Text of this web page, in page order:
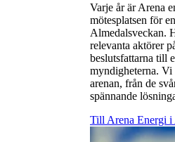
Varje år är Arena
mötesplatsen för
Almedalsveckan.
relevanta aktörer
beslutsfattarna till
myndigheterna. Vi
arenan, från de
spännande
Till Arena Energi i